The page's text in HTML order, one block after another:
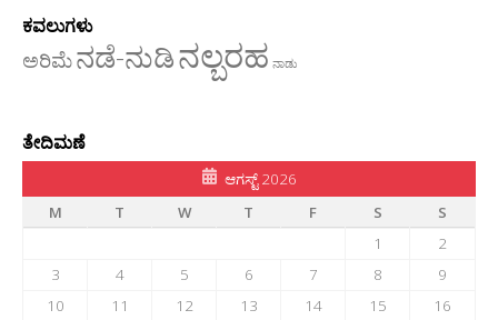
ಕವಲುಗಳು
ಅರಿಮೆನಡೆ-ನುಡಿನಲ್ಬರಹ ನಾಡು
ತೇದಿಮಣೆ
ಆಗಸ್ಟ್ 2026
M
T W T F S
S
1
2
3
4 5 6 7 8
9
10
11 12 13 14 15
16